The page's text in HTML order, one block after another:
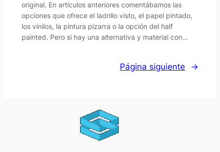
original. En artículos anteriores comentábamos las
opciones que ofrece el ladrillo visto, el papel pintado,
los vinilos, la pintura pizarra o la opción del half
painted. Pero si hay una alternativa y material con…
Página siguiente →